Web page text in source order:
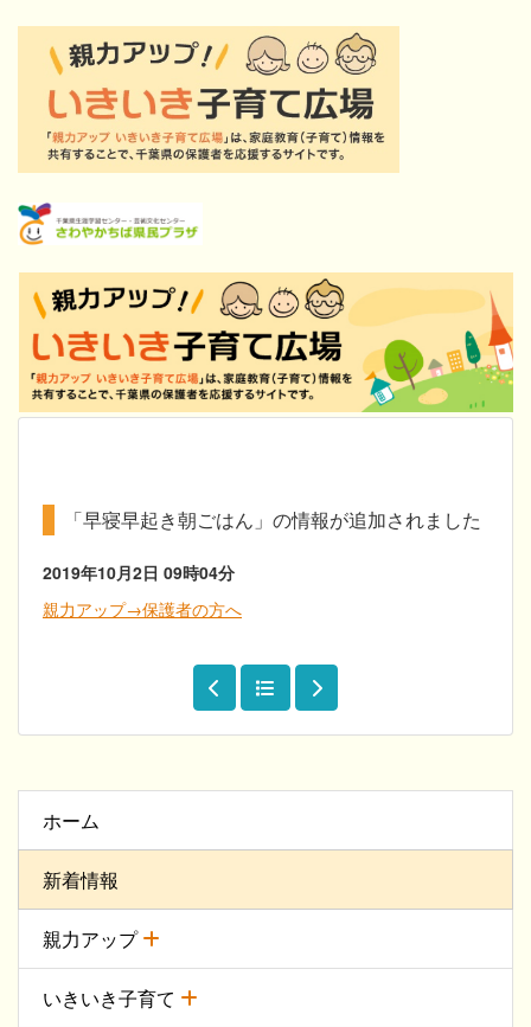
ホーム
新着情報
親力アップ
いきいき子育て
「早寝早起き朝ごはん」の情報が追加されました
2019年10月2日 09時04分
親力アップ→保護者の方へ